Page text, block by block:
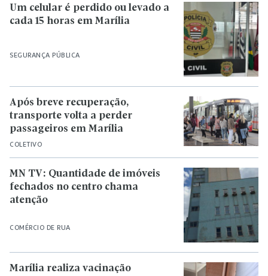
SEGURANÇA PÚBLICA
Um celular é perdido ou levado a
cada 15 horas em Marília
COLETIVO
Após breve recuperação,
transporte volta a perder
passageiros em Marília
COMÉRCIO DE RUA
MN TV: Quantidade de imóveis
fechados no centro chama
atenção
Marília realiza vacinação